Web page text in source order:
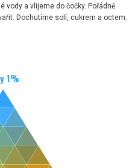
vody a vlijeme do čočky. Pořádně
Dochutíme solí, cukrem a octem.
1%